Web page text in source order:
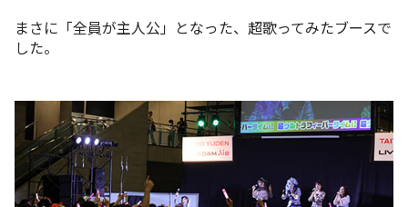
まさに「全員が主人公」となった、超歌ってみたブースで
した。